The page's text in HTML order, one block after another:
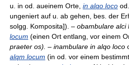
u. in od. aueinem Orte, in alqo loco od.
ungeniert auf u. ab gehen, bes. der
solgg. Komposita]). – obambulare alci
locum (einen Ort entlang, vor einem
praeter os). – inambulare in alqo loco
alqm locum (in od. vor einem